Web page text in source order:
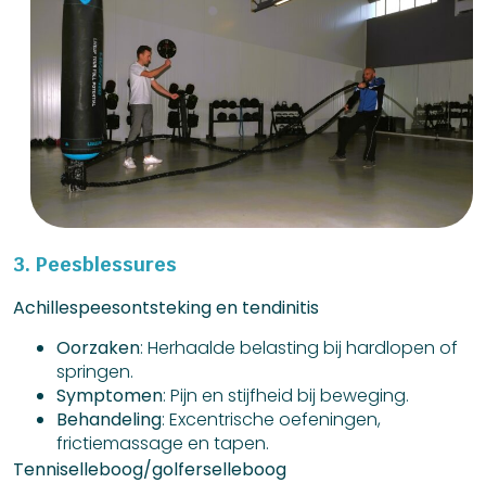
3. Peesblessures
Achillespeesontsteking en tendinitis
Oorzaken: Herhaalde belasting bij hardlopen of
springen.
Symptomen: Pijn en stijfheid bij beweging.
Behandeling: Excentrische oefeningen,
frictiemassage en tapen.
Tenniselleboog/golferselleboog